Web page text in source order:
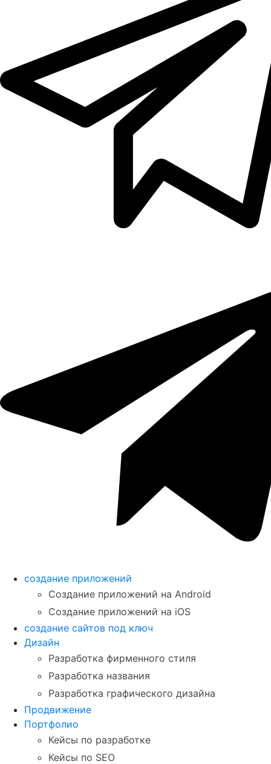
создание приложений
Создание приложений на Android
Создание приложений на iOS
создание сайтов под ключ
Дизайн
Разработка фирменного стиля
Разработка названия
Разработка графического дизайна
Продвижение
Портфолио
Кейсы по разработке
Кейсы по SEO